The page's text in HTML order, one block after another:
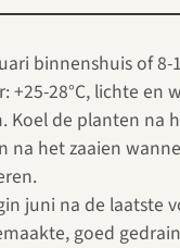
binnenshuis of
28°C, lichte en
Koel de planten na
na het zaaien
juni na de laatste
goed